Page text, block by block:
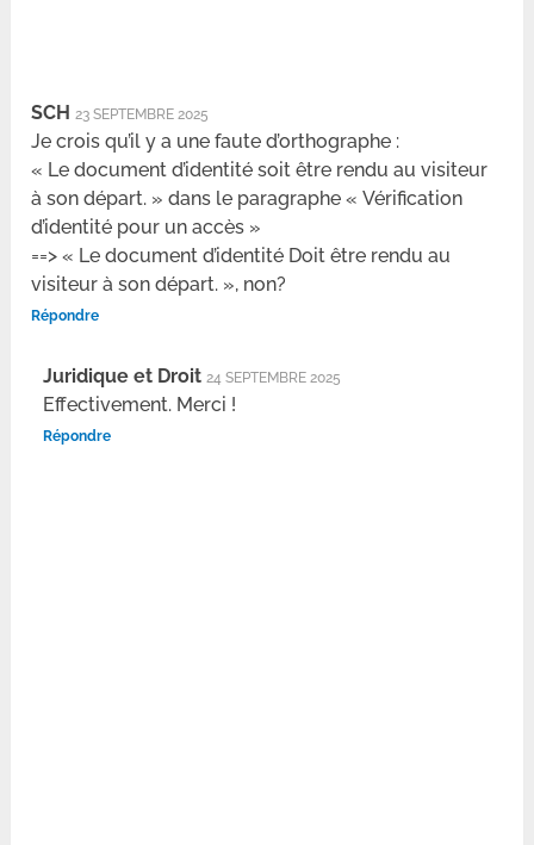
SCH 23 SEPTEMBRE 2025
Je crois qu’il y a une faute d’orthographe :
« Le document d’identité soit être rendu au visiteur
à son départ. » dans le paragraphe « Vérification
d’identité pour un accès »
==> « Le document d’identité Doit être rendu au
visiteur à son départ. », non?
Répondre
Juridique et Droit 24 SEPTEMBRE 2025
Effectivement. Merci !
Répondre